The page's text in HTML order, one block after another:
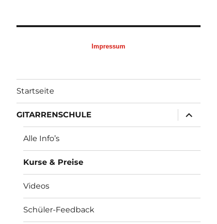
Impressum
Startseite
GITARRENSCHULE
öffnen
Alle Info’s
Kurse & Preise
Videos
Schüler-Feedback